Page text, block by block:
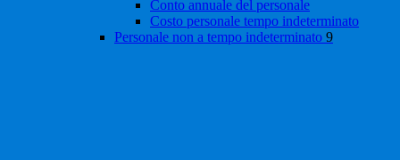
Conto annuale del personale
Costo personale tempo indeterminato
Personale non a tempo indeterminato 9